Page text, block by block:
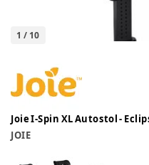
1 / 10
Joie I-Spin XL Autostol -
JOIE